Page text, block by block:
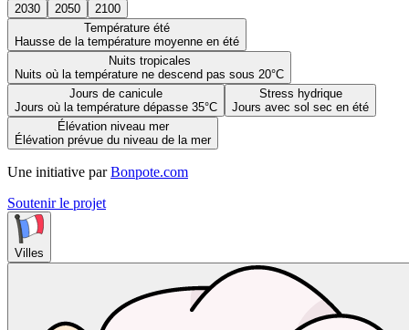
2030 2050
2100
Température été
Hausse de la température moyenne en été
Nuits tropicales
Nuits où la température ne descend pas sous 20°C
Jours de canicule
Jours où la température dépasse 35°C
Stress hydrique
Jours avec sol sec en été
Élévation niveau mer
Élévation prévue du niveau de la mer
Une initiative par Bonpote.com
Soutenir le projet
Villes